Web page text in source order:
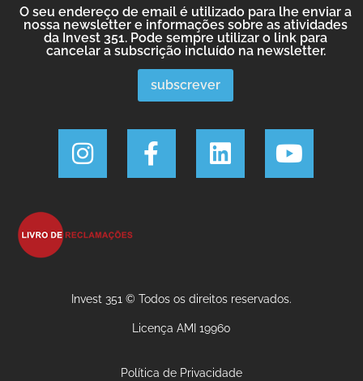
O seu endereço de email é utilizado para lhe enviar a
nossa newsletter e informações sobre as atividades
da Invest 351. Pode sempre utilizar o link para
cancelar a subscrição incluído na newsletter.
Invest 351 © Todos os direitos reservados.
Licença AMI 19960
Política de Privacidade